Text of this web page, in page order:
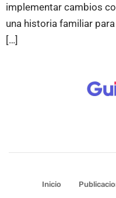
implementar cambios
una historia familiar
[…]
Inicio